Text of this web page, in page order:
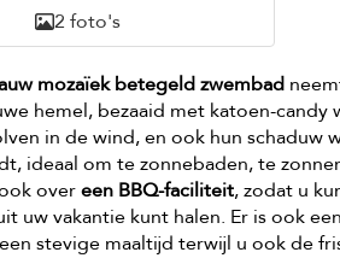
2 foto's
mozaïek betegeld zwembad
hemel, bezaaid met katoen-candy
in de wind, en ook hun schaduw
ideaal om te zonnebaden, te
overeen BBQ-faciliteit, zodat u
uw vakantie kunt halen. Er is ook
stevige maaltijd terwijl u ook de